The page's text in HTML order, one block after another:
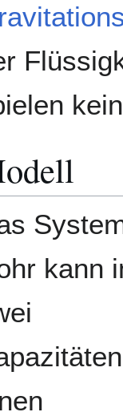
kann